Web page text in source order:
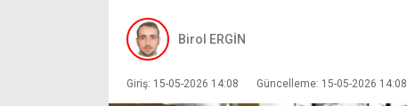
Birol ERGİN
Giriş: 15-05-2026 14:08 Güncelleme: 15-05-2026 14:08